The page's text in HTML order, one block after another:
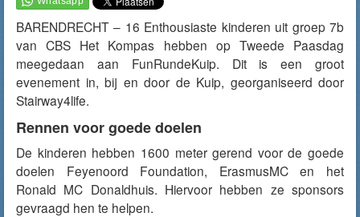
BARENDRECHT – 16 Enthousiaste kinderen uit groep 7b
van CBS Het Kompas hebben op Tweede Paasdag
meegedaan aan FunRundeKuip. Dit is een groot
evenement in, bij en door de Kuip, georganiseerd door
Stairway4life.
Rennen voor goede doelen
De kinderen hebben 1600 meter gerend voor de goede
doelen Feyenoord Foundation, ErasmusMC en het
Ronald MC Donaldhuis. Hiervoor hebben ze sponsors
gevraagd hen te helpen.